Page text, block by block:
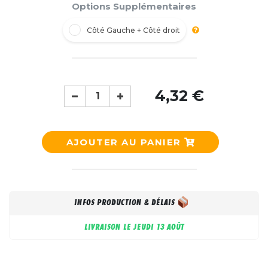
Options Supplémentaires
Côté Gauche + Côté droit
4,32 €
AJOUTER AU PANIER
INFOS PRODUCTION & DÉLAIS
LIVRAISON LEJEUDI 13 AOÛT